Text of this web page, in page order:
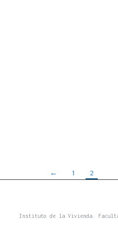
← 1 2
Instituto de la Vivienda.